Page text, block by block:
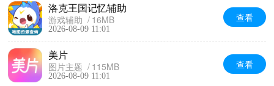
洛克王国记忆辅助
游戏辅助 16MB
2026-08-09 11:01
查看
美片
图片主题 115MB
2026-08-09 11:01
查看